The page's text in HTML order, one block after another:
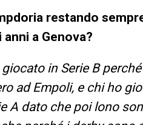
restando
a Genova?
in Serie B
ad Empoli, e chi ho
A dato che poi lono